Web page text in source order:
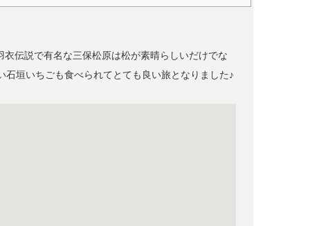
伝説で有名な三保松原は松が素晴らしいだけでな
垣いちごも食べられてとても良い旅となりました♪